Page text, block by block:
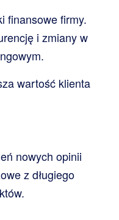
finansowe firmy.
i zmiany w
wartość klienta
nowych opinii
z długiego